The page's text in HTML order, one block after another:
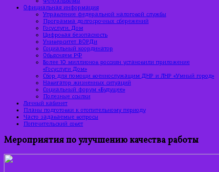
Официальная информация
Управление федеральной налоговой службы
Программа долгосрочных сбережений
Госуслуги. Дом
Цифровая безопасность
Университет ВОРДи
Социальный координатор
Объясняем РФ
Более 10 миллионов россиян установили приложение
«Госуслуги Дом»
Сбор для помощи военнослужащим ДНР и ЛНР «Умный город»
Навигатор жизненных ситуаций
Социальный форум «Будущее»
Полезные ссылки
Личный кабинет
Планы подготовки к отопительному периоду
Часто задаваемые вопросы
Попечительский совет
Мероприятия по улучшению качества работы